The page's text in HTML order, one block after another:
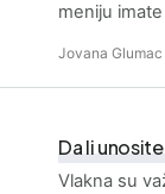
meniju
Jovana Glumac
Da li
Vlakna su